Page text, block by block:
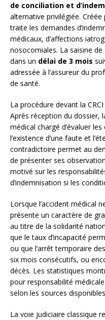
de conciliation et
alternative privilégiée.
traite les demandes
médicaux, d’affections
nosocomiales. La saisine
dans un délai de 3 mois
adressée à l’assureur du
de santé.
La procédure devant la
Après réception du dossier,
médical chargé d’évaluer
l’existence d’une faute et
contradictoire permet au
de présenter ses
motivé sur les
d’indemnisation si les
Lorsque l’accident médical
présente un caractère de
au titre de la solidarité
que le taux d’incapacité
ou que l’arrêt temporaire
six mois consécutifs, ou
décès. Les statistiques
pour responsabilité
selon les sources
La voie judiciaire classique